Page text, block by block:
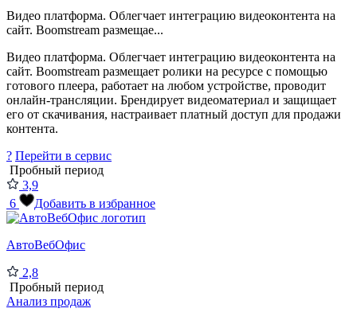
Видео платформа. Облегчает интеграцию видеоконтента на
сайт. Boomstream размещае...
Видео платформа. Облегчает интеграцию видеоконтента на
сайт. Boomstream размещает ролики на ресурсе с помощью
готового плеера, работает на любом устройстве, проводит
онлайн-трансляции. Брендирует видеоматериал и защищает
его от скачивания, настраивает платный доступ для продажи
контента.
? Перейти в сервис
Пробный период
3,9
6
Добавить в избранное
АвтоВебОфис
2,8
Пробный период
Анализ продаж